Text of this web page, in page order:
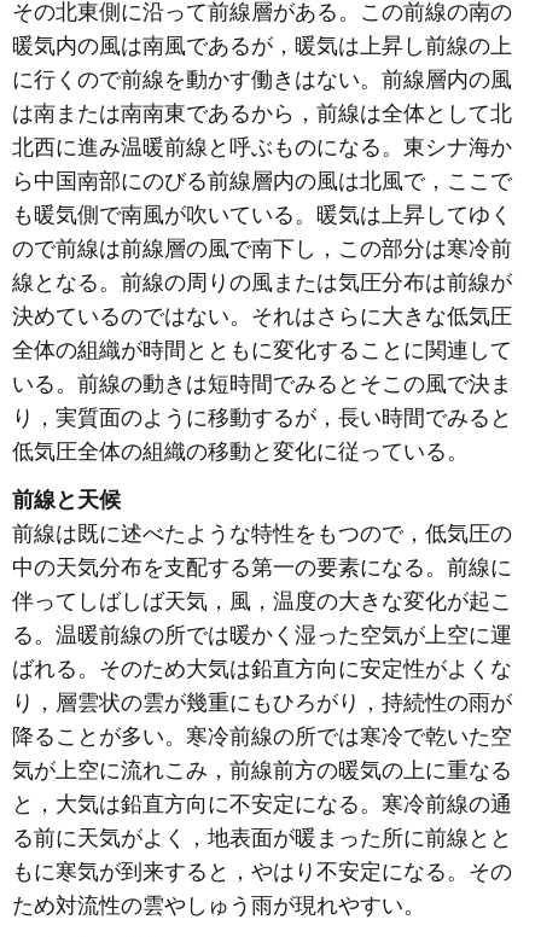
その北東側に沿って前線層がある。この前線の南の
暖気内の風は南風であるが，暖気は上昇し前線の上
に行くので前線を動かす働きはない。前線層内の風
は南または南南東であるから，前線は全体として北
北西に進み温暖前線と呼ぶものになる。東シナ海か
ら中国南部にのびる前線層内の風は北風で，ここで
も暖気側で南風が吹いている。暖気は上昇してゆく
ので前線は前線層の風で南下し，この部分は寒冷前
線となる。前線の周りの風または気圧分布は前線が
決めているのではない。それはさらに大きな低気圧
全体の組織が時間とともに変化することに関連して
いる。前線の動きは短時間でみるとそこの風で決ま
り，実質面のように移動するが，長い時間でみると
低気圧全体の組織の移動と変化に従っている。
前線と天候
前線は既に述べたような特性をもつので，低気圧の
中の天気分布を支配する第一の要素になる。前線に
伴ってしばしば天気，風，温度の大きな変化が起こ
る。温暖前線の所では暖かく湿った空気が上空に運
ばれる。そのため大気は鉛直方向に安定性がよくな
り，層雲状の雲が幾重にもひろがり，持続性の雨が
降ることが多い。寒冷前線の所では寒冷で乾いた空
気が上空に流れこみ，前線前方の暖気の上に重なる
と，大気は鉛直方向に不安定になる。寒冷前線の通
る前に天気がよく，地表面が暖まった所に前線とと
もに寒気が到来すると，やはり不安定になる。その
ため対流性の雲やしゅう雨が現れやすい。